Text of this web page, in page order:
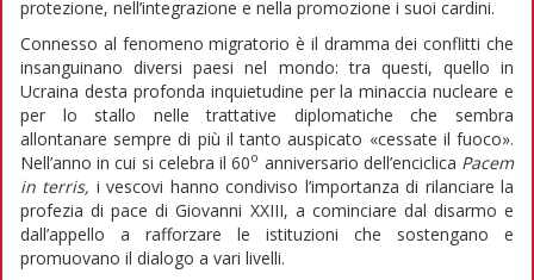
protezione, nell’integrazione e nella promozione i suoi cardini.
Connesso al fenomeno migratorio è il dramma dei conflitti che
insanguinano diversi paesi nel mondo: tra questi, quello in
Ucraina desta profonda inquietudine per la minaccia nucleare e
per lo stallo nelle trattative diplomatiche che sembra
allontanare sempre di più il tanto auspicato «cessate il fuoco».
Nell’anno in cui si celebra il 60o anniversario dell’enciclica Pacem
in terris, i vescovi hanno condiviso l’importanza di rilanciare la
profezia di pace di Giovanni XXIII, a cominciare dal disarmo e
dall’appello a rafforzare le istituzioni che sostengano e
promuovano il dialogo a vari livelli.